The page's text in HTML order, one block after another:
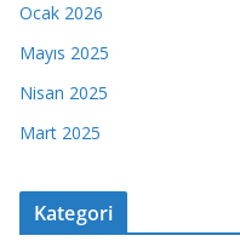
Ocak 2026
Mayıs 2025
Nisan 2025
Mart 2025
Kategori